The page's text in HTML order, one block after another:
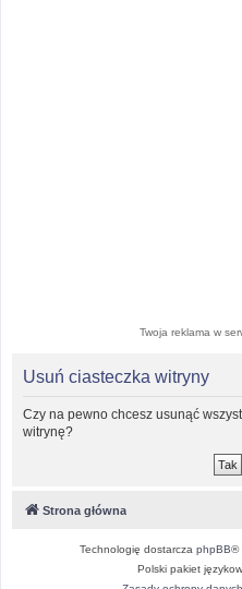
Twoja reklama w
Usuń ciasteczka witryny
Czy na pewno chcesz usunąć
witrynę?
Strona główna
Technologię dostarcza phpBB®
Polski pakiet